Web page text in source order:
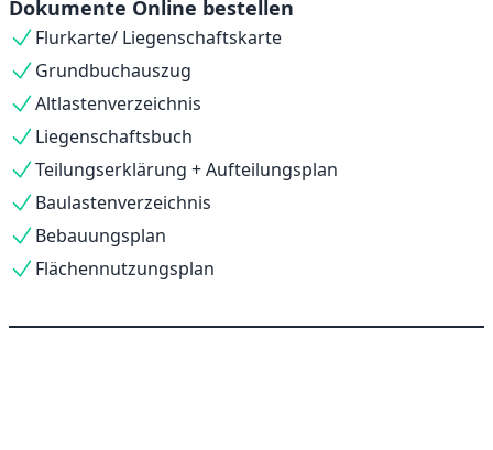
Dokumente Online bestellen
Flurkarte/ Liegenschaftskarte
Grundbuchauszug
Altlastenverzeichnis
Liegenschaftsbuch
Teilungserklärung + Aufteilungsplan
Baulastenverzeichnis
Bebauungsplan
Flächennutzungsplan